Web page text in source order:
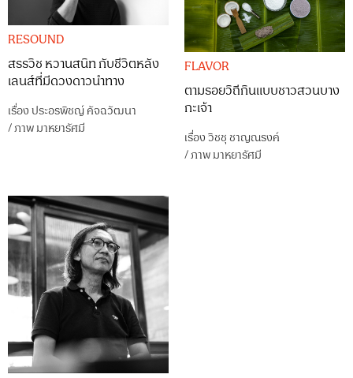
RESOUND
สรรวิช หวานสนิท กับชีวิตหลัง
เลนส์ที่มีดวงดาวนำทาง
เรื่องประอรพิชญ์ คัจฉวัฒนา
/ภาพมาหยารัศมี
FLAVOR
ตามรอยวิถีกินแบบชาวสวนบาง
กะเจ้า
เรื่องวิชชุ ชาญณรงค์
/ภาพมาหยารัศมี